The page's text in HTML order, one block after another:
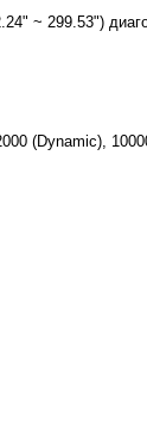
~ 299.53")
(Dynamic),